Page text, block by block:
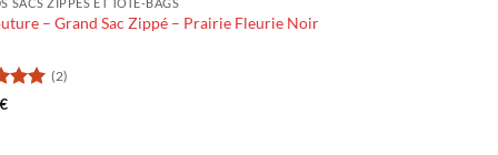
SACS ZIPPÉS ET TOTE-BAGS
– Grand Sac Zippé – Prairie Fleurie Noir
5
(2)
€